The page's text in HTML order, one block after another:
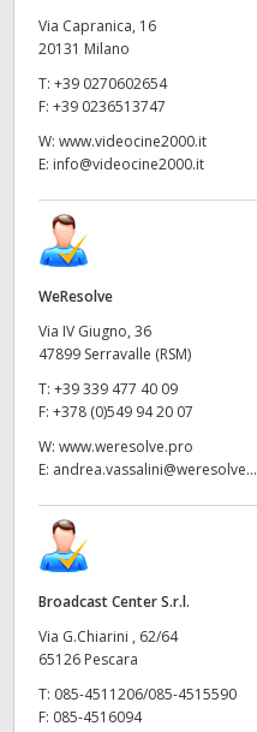
Via Capranica, 16
20131 Milano
T: +39 0270602654
F: +39 0236513747
W: www.videocine2000.it
E: info@videocine2000.it
WeResolve
Via IV Giugno, 36
47899 Serravalle (RSM)
T: +39 339 477 40 09
F: +378 (0)549 94 20 07
W: www.weresolve.pro
E: andrea.vassalini@weresolve...
Broadcast Center S.r.l.
Via G.Chiarini , 62/64
65126 Pescara
T: 085-4511206/085-4515590
F: 085-4516094